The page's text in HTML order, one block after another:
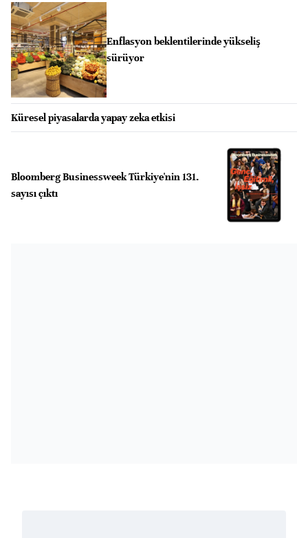
Enflasyon beklentilerinde yükseliş
sürüyor
Küresel piyasalarda yapay zeka etkisi
Bloomberg Businessweek Türkiye'nin 131.
sayısı çıktı